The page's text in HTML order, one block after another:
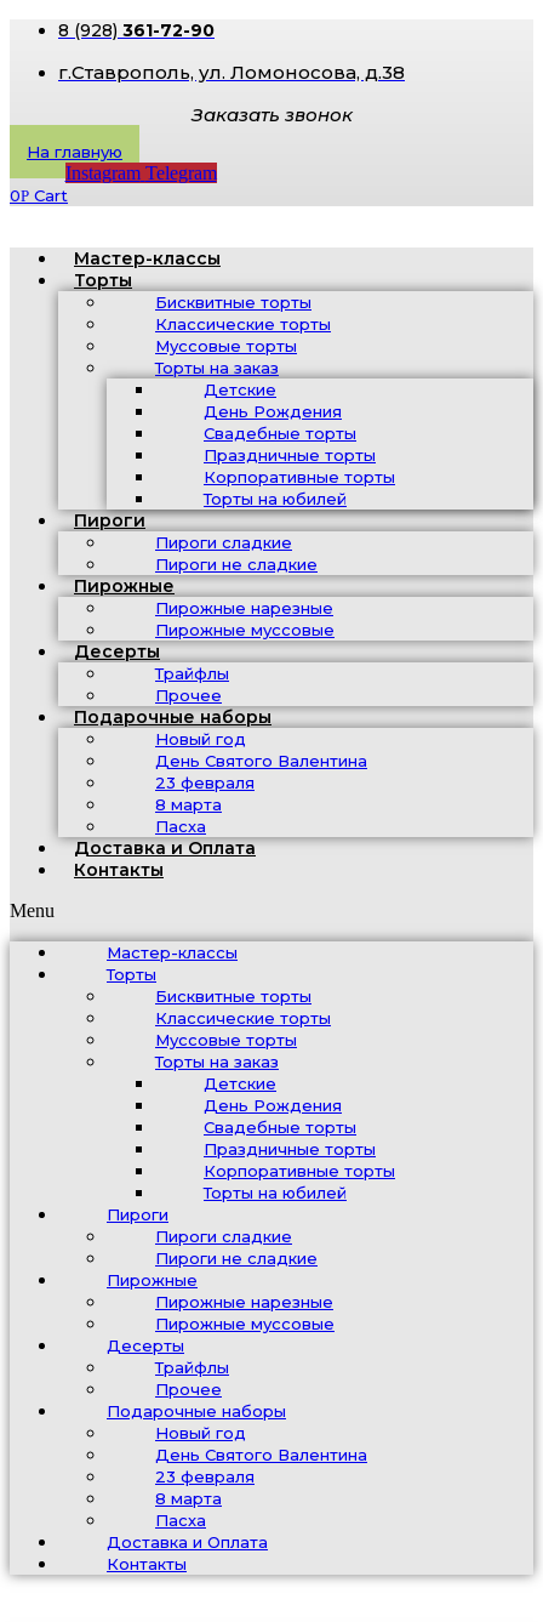
8 (928) 361-72-90
г.Ставрополь, ​ул. Ломоносова, д.38
Заказать звонок
На главную
Instagram Telegram
0Р Cart
Мастер-классы
Торты
Бисквитные торты
Классические торты
Муссовые торты
Торты на заказ
Детские
День Рождения
Свадебные торты
Праздничные торты
Корпоративные торты
Торты на юбилей
Пироги
Пироги сладкие
Пироги не сладкие
Пирожные
Пирожные нарезные
Пирожные муссовые
Десерты
Трайфлы
Прочее
Подарочные наборы
Новый год
День Святого Валентина
23 февраля
8 марта
Пасха
Доставка и Оплата
Контакты
Menu
Мастер-классы
Торты
Бисквитные торты
Классические торты
Муссовые торты
Торты на заказ
Детские
День Рождения
Свадебные торты
Праздничные торты
Корпоративные торты
Торты на юбилей
Пироги
Пироги сладкие
Пироги не сладкие
Пирожные
Пирожные нарезные
Пирожные муссовые
Десерты
Трайфлы
Прочее
Подарочные наборы
Новый год
День Святого Валентина
23 февраля
8 марта
Пасха
Доставка и Оплата
Контакты